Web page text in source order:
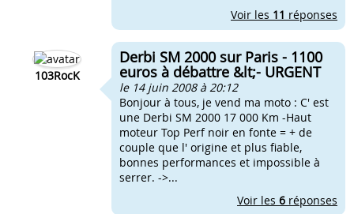
Voir les 11 réponses
103RocK
Derbi SM 2000 sur Paris - 1100
euros à débattre &lt;- URGENT
le 14 juin 2008 à 20:12
Bonjour à tous, je vend ma moto : C' est
une Derbi SM 2000 17 000 Km -Haut
moteur Top Perf noir en fonte = + de
couple que l' origine et plus fiable,
bonnes performances et impossible à
serrer. ->...
Voir les 6 réponses